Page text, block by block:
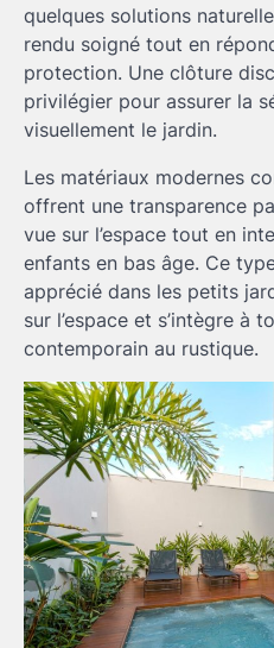
quelques solutions
rendu soigné tout en
protection. Une clôture
privilégier pour assurer la
visuellement le jardin.
Les matériaux modernes
offrent une transparence
vue sur l’espace tout en
enfants en bas âge. Ce
apprécié dans les petits
sur l’espace et s’intègre à
contemporain au rustique.